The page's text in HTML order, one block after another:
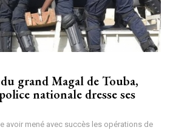
grand Magal de Touba,
nationale dresse ses
avoir mené avec succès les opérations de